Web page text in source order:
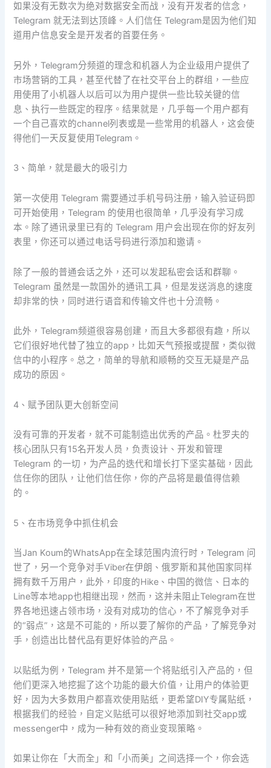
如果没有无数次为绝对数据安全而战，没有开发者的信念，
Telegram 就无法到达顶峰。人们信任 Telegram是因为他们知
道用户信息安全是开发者的首要任务。
另外，Telegram分频道的理念和机器人为企业级用户提供了
市场营销的工具，甚至代替了在社交平台上的群组，一些应
用使用了小机器人以后可以为用户提供一些比较关键的信
息、执行一些既定的程序。结果就是，几乎每一个用户都有
一个自己喜欢的channel列表或是一些常用的机器人，这会使
得他们一天反复使用Telegram。
3、简单，就是最大的吸引力
第一次使用 Telegram 需要通过手机号码注册，输入验证码即
可开始使用，Telegram 的使用也很简单，几乎没有学习成
本。除了通讯录里已有的 Telegram 用户会出现在你的好友列
表里，你还可以通过电话号码进行添加和邀请。
除了一般的普通会话之外，还可以发起私密会话和群聊。
Telegram 虽然是一款国外的通讯工具，但是发送消息的速度
却非常的快，同时进行语音和传输文件也十分流畅。
此外，Telegram频道很容易创建，而且大多都很有趣，所以
它们很好地代替了独立的app，比如天气预报或提醒，类似微
信中的小程序。总之，简单的导航和顺畅的交互无疑是产品
成功的原因。
4、赋予团队更大创新空间
没有可靠的开发者，就不可能制造出优秀的产品。杜罗夫的
核心团队只有15名开发人员，负责设计、开发和管理
Telegram 的一切，为产品的迭代和增长打下坚实基础，因此
信任你的团队，让他们信任你，你的产品将是最值得信赖
的。
5、在市场竞争中抓住机会
当Jan Koum的WhatsApp在全球范围内流行时，Telegram 问
世了，另一个竞争对手Viber在伊朗、俄罗斯和其他国家同样
拥有数千万用户，此外，印度的Hike、中国的微信、日本的
Line等本地app也相继出现，然而，这并未阻止Telegram在世
界各地迅速占领市场，没有对成功的信心，不了解竞争对手
的“弱点”，这是不可能的，所以要了解你的产品，了解竞争对
手，创造出比替代品有更好体验的产品。
以贴纸为例，Telegram 并不是第一个将贴纸引入产品的，但
他们更深入地挖掘了这个功能的最大价值，让用户的体验更
好，因为大多数用户都喜欢使用贴纸，更希望DIY专属贴纸，
根据我们的经验，自定义贴纸可以很好地添加到社交app或
messenger中，成为一种有效的商业变现策略。
如果让你在「大而全」和「小而美」之间选择一个，你会选